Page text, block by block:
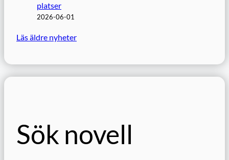
platser
2026-06-01
Läs äldre nyheter
Sök novell